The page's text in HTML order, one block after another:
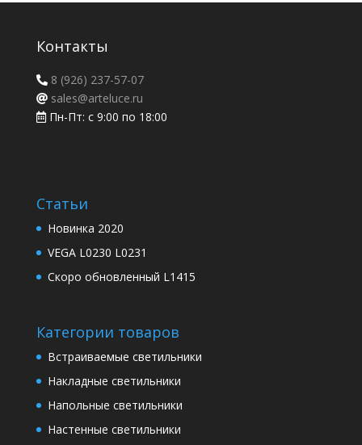
Контакты
8 (926) 237-57-07
sales@arteluce.ru
Пн-Пт: с 9:00 по 18:00
Статьи
Новинка 2020
VEGA L0230 L0231
Скоро обновленный L1415
Категории товаров
Встраиваемые светильники
Накладные светильники
Напольные светильники
Настенные светильники